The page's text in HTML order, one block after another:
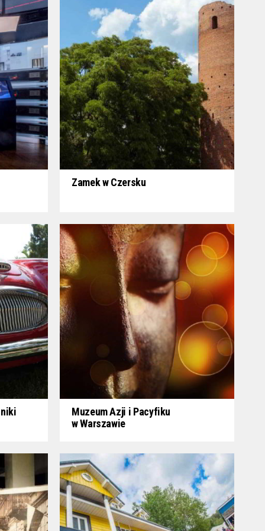
Zamek w Czersku
Muzeum Azji i Pacyfiku
w Warszawie